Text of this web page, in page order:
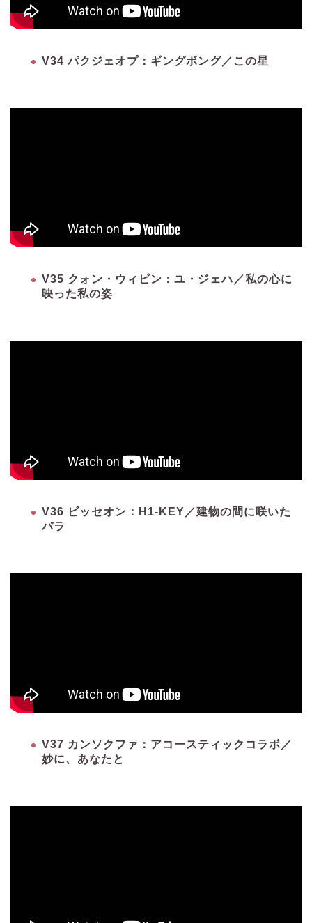
V34 パクジェオプ：ギングボング／この星
V35 クォン・ウィビン：ユ・ジェハ／私の心に
映った私の姿
V36 ビッセオン：H1-KEY／建物の間に咲いた
バラ
V37 カンソクファ：アコースティックコラボ／
妙に、あなたと